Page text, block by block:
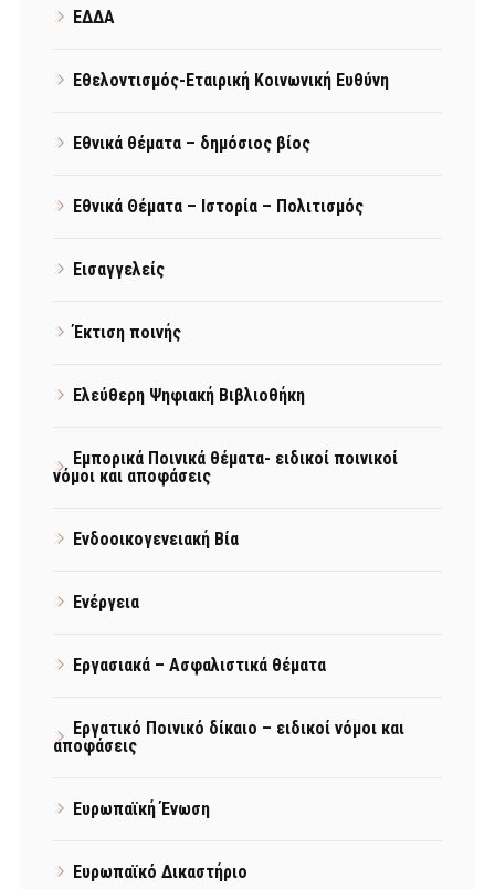
ΕΔΔΑ
Εθελοντισμός-Εταιρική Κοινωνική Ευθύνη
Εθνικά θέματα – δημόσιος βίος
Εθνικά Θέματα – Ιστορία – Πολιτισμός
Εισαγγελείς
Έκτιση ποινής
Ελεύθερη Ψηφιακή Βιβλιοθήκη
Εμπορικά Ποινικά θέματα- ειδικοί ποινικοί
νόμοι και αποφάσεις
Ενδοοικογενειακή Βία
Ενέργεια
Εργασιακά – Ασφαλιστικά θέματα
Εργατικό Ποινικό δίκαιο – ειδικοί νόμοι και
αποφάσεις
Ευρωπαϊκή Ένωση
Ευρωπαϊκό Δικαστήριο